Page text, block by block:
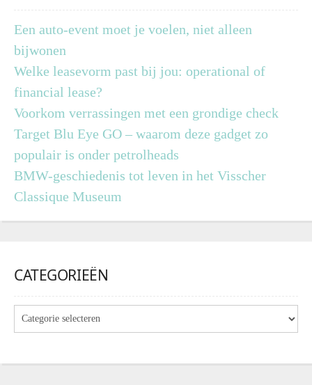
Een auto-event moet je voelen, niet alleen
bijwonen
Welke leasevorm past bij jou: operational of
financial lease?
Voorkom verrassingen met een grondige check
Target Blu Eye GO – waarom deze gadget zo
populair is onder petrolheads
BMW-geschiedenis tot leven in het Visscher
Classique Museum
CATEGORIEËN